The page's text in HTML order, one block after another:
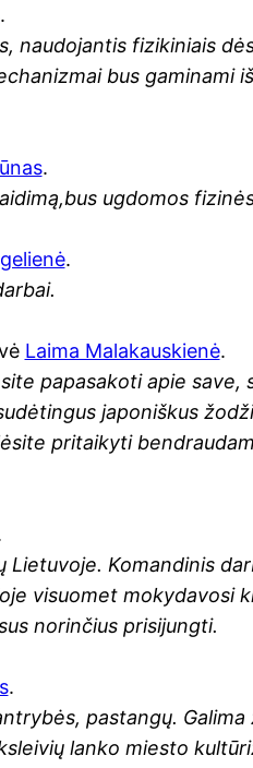
.
naudojantis fizikiniais
bus gaminami
.
ugdomos
.
Laima Malakauskienė.
papasakoti apie save,
japoniškus
pritaikyti
Komandinis
visuomet mokydavosi
norinčius prisijungti.
.
pastangų.
lanko miesto